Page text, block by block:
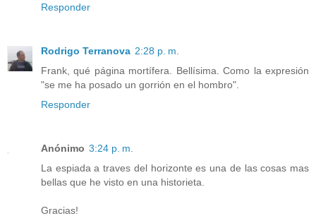
Responder
Rodrigo Terranova 2:28 p. m.
Frank, qué página mortífera. Bellísima. Como la expresión
"se me ha posado un gorrión en el hombro".
Responder
Anónimo 3:24 p. m.
La espiada a traves del horizonte es una de las cosas mas
bellas que he visto en una historieta.
Gracias!